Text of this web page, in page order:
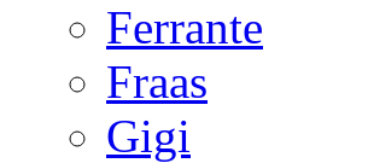
Ferrante
Fraas
Gigi